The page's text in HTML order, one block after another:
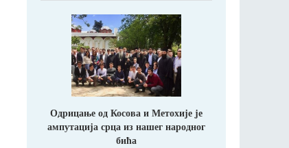
Одрицање од Косова и Метохије jе
ампутација срца из нашег народног
бића